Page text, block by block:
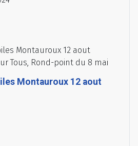
Montauroux 12 aout